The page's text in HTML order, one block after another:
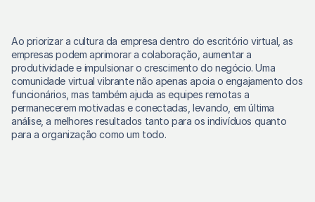
Ao priorizar a cultura da empresa dentro do escritório virtual, as
empresas podem aprimorar a colaboração, aumentar a
produtividade e impulsionar o crescimento do negócio. Uma
comunidade virtual vibrante não apenas apoia o engajamento dos
funcionários, mas também ajuda as equipes remotas a
permanecerem motivadas e conectadas, levando, em última
análise, a melhores resultados tanto para os indivíduos quanto
para a organização como um todo.